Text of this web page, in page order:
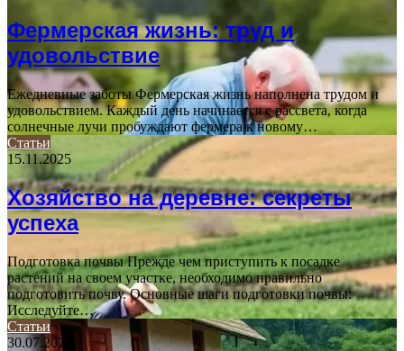
Фермерская жизнь: труд и
удовольствие
Ежедневные заботы Фермерская жизнь наполнена трудом и
удовольствием. Каждый день начинается с рассвета, когда
солнечные лучи пробуждают фермера к новому…
Статьи
15.11.2025
Хозяйство на деревне: секреты
успеха
Подготовка почвы Прежде чем приступить к посадке
растений на своем участке, необходимо правильно
подготовить почву. Основные шаги подготовки почвы:
Исследуйте…
Статьи
30.07.2025